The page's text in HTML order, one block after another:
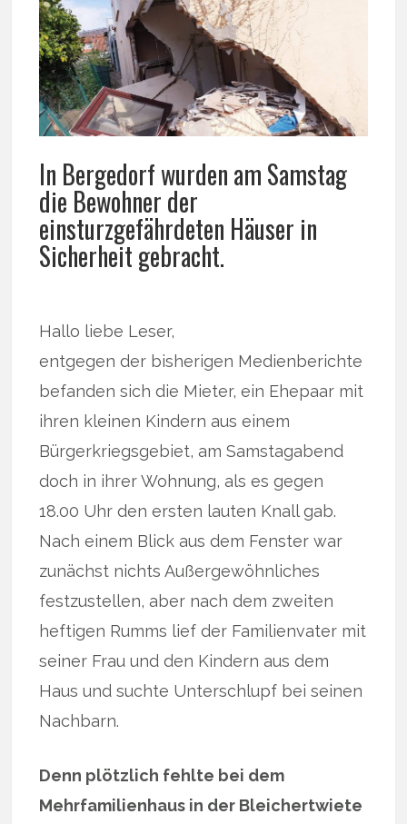
In Bergedorf wurden am Samstag
die Bewohner der
einsturzgefährdeten Häuser in
Sicherheit gebracht.
Hallo liebe Leser,
entgegen der bisherigen Medienberichte
befanden sich die Mieter, ein Ehepaar mit
ihren kleinen Kindern aus einem
Bürgerkriegsgebiet, am Samstagabend
doch in ihrer Wohnung, als es gegen
18.00 Uhr den ersten lauten Knall gab.
Nach einem Blick aus dem Fenster war
zunächst nichts Außergewöhnliches
festzustellen, aber nach dem zweiten
heftigen Rumms lief der Familienvater mit
seiner Frau und den Kindern aus dem
Haus und suchte Unterschlupf bei seinen
Nachbarn.
Denn plötzlich fehlte bei dem
Mehrfamilienhaus in der Bleichertwiete